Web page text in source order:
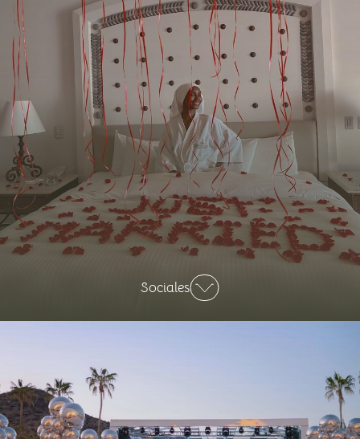
más sofisticado de México. Celebre su
día especial en un entorno costero
impresionante, conocido por sus vastos
paisajes y su arquitectura icónica.
Sociales